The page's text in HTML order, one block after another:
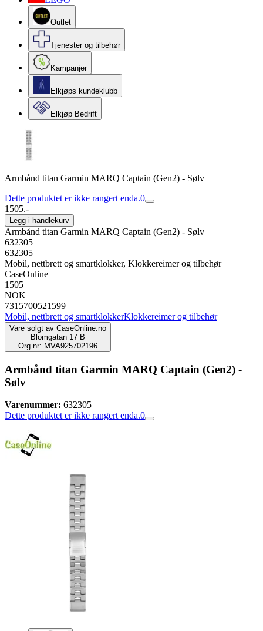
Outlet
Tjenester og tilbehør
Kampanjer
Elkjøps kundeklubb
Elkjøp Bedrift
Armbånd titan Garmin MARQ Captain (Gen2) - Sølv
Dette produktet er ikke rangert enda.0
1505.-
Legg i handlekurv
Armbånd titan Garmin MARQ Captain (Gen2) - Sølv
632305
632305
Mobil, nettbrett og smartklokker, Klokkereimer og tilbehør
CaseOnline
1505
NOK
7315700521599
Mobil, nettbrett og smartklokkerKlokkereimer og tilbehør
Vare solgt av CaseOnline.no
Blomgatan 17 B
Org.nr: MVA925702196
Armbånd titan Garmin MARQ Captain (Gen2) -
Sølv
Varenummer: 632305
Dette produktet er ikke rangert enda.0